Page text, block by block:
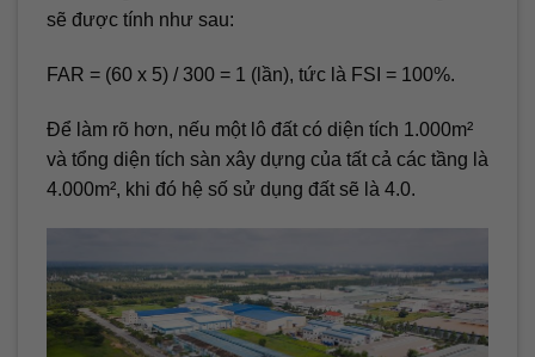
sẽ được tính như sau:
FAR = (60 x 5) / 300 = 1 (lần), tức là FSI = 100%.
Để làm rõ hơn, nếu một lô đất có diện tích 1.000m²
và tổng diện tích sàn xây dựng của tất cả các tầng là
4.000m², khi đó hệ số sử dụng đất sẽ là 4.0.